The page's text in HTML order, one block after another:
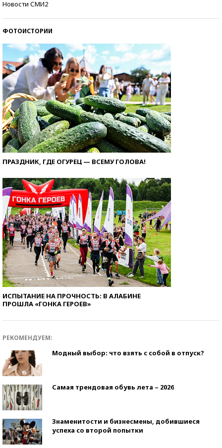
Новости СМИ2
ФОТОИСТОРИИ
ПРАЗДНИК, ГДЕ ОГУРЕЦ — ВСЕМУ ГОЛОВА!
ИСПЫТАНИЕ НА ПРОЧНОСТЬ: В АЛАБИНЕ
ПРОШЛА «ГОНКА ГЕРОЕВ»
РЕКОМЕНДУЕМ:
Модный выбор: что взять с собой в отпуск?
Самая трендовая обувь лета – 2026
Знаменитости и бизнесмены, добившиеся
успеха со второй попытки